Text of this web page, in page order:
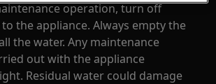
operation, turn off
the appliance. Always empty the
the water. Any maintenance
out with the appliance
Residual water could damage